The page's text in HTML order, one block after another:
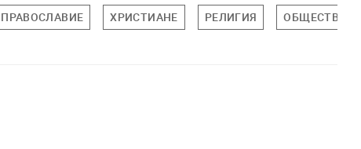
ПРАВОСЛАВИЕ ХРИСТИАНЕ РЕЛИГИЯ ОБЩЕСТВО